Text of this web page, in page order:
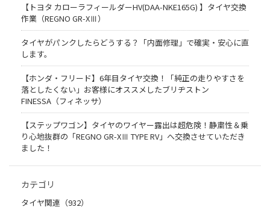
【トヨタ カローラフィールダーHV(DAA-NKE165G) 】タイヤ交換
作業（REGNO GR-XⅢ）
タイヤがパンクしたらどうする？「内面修理」で確実・安心に直
します。
【ホンダ・フリード】6年目タイヤ交換！「純正の走りやすさを
落としたくない」お客様にオススメしたブリヂストン
FINESSA（フィネッサ）
【ステップワゴン】タイヤのワイヤー露出は超危険！静粛性＆乗
り心地抜群の「REGNO GR-XⅢ TYPE RV」へ交換させていただき
ました！
カテゴリ
タイヤ関連（932）